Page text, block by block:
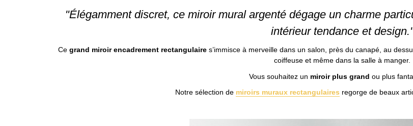
"Élégamment discret, ce miroir mural argenté dégage un charme
intérieur tendance et
Ce grand miroir encadrement rectangulaires’immisce à merveille dans un salon, près du canapé, au
coiffeuse et même dans la salle à manger.
Vous souhaitez un miroir plus grand ou plus
Notre sélection de miroirs muraux rectangulaires regorge de beaux